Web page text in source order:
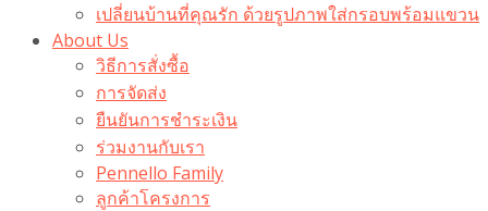
เปลี่ยนบ้านที่คุณรัก ด้วยรูปภาพใส่กรอบพร้อมแขวน​
About Us
วิธีการสั่งซื้อ
การจัดส่ง
ยืนยันการชำระเงิน
ร่วมงานกับเรา
Pennello Family
ลูกค้าโครงการ